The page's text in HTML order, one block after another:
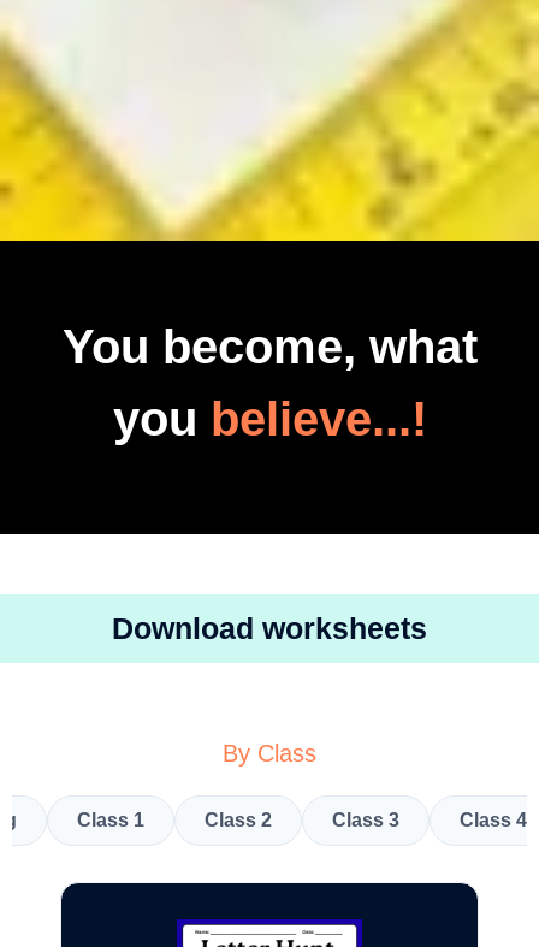
You become, what
you believe...!
Download worksheets
By Class
Class 1 Class 2 Class 3 Class 4